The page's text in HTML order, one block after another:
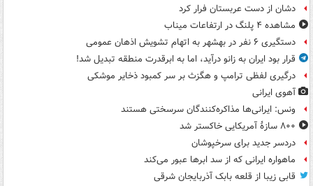
دشان از دست عربستان فرار کرد
مشاهده ۴ پلنگ در ارتفاعات میناب
دستگیری ۶ نفر در بهشهر به اتهام تشویش اذهان عمومی
قرار بود ایران به زانو درآید، اما به ابرقدرت منطقه تبدیل شد!
درگیری لفظی ترامپ و هگزث بر سر کمبود ذخایر موشکی
آهوی ایرانی
ونس: ایرانی‌ها مذاکره‌کنندگان سرسختی هستند
۸۰۰ سازۀ آمریکایی خاکستر شد
دردسر جدید برای سرخپوشان
ماهواره ایرانی که از سد ابرها عبور می‌کند
قابی زیبا از قلعه بابک آذربایجان شرقی